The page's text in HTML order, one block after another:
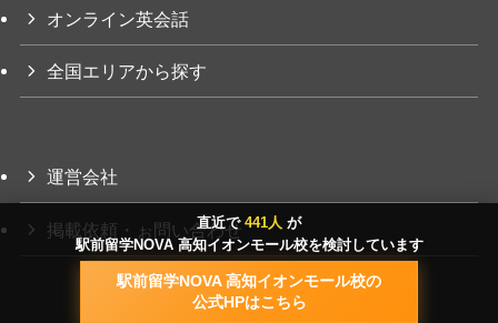
オンライン英会話
全国エリアから探す
運営会社
掲載依頼・ぉ問い合わせ
近くの英語教室「プライム英会話」.
直近で 441人 が
駅前留学NOVA 高知イオンモール校を検討しています
駅前留学NOVA 高知イオンモール校の
公式HPはこちら